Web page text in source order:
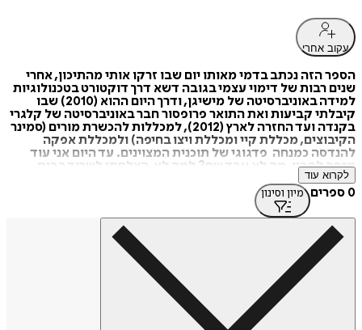
עקוב אחרי
הספר הזה נכתב בדמי מאותו יום שבו זרקו אותי מהתיכון, אחרי
שנים רבות של דימוי עצמי בגובה דשא דרך דוקטורט בטכנולוגיות
למידה באוניברסיטה של מישיגן, ודרך היום ההוא (2010) שבו
קיבלתי קביעות ואת התואר פרופסור חבר באוניברסיטה של קלגרי
בקנדה ועד החזרה לארץ (2012), למכללות להכשרת מורים (סמינר
הקיבוצים, מכללת קיי ומכללת ויצו בחיפה) ולמכללת אפקה
להנדסה כמנחה פדגוגי של תוכנית המצוינים. עד היום אני עוד
מנסה להבין, מה לא עבד שם? למה לא הצלחתי לשרוד בבית
הספר ואחר כך הפכתי תלמיד מצטיין?
וכך, שנים אחרי, עדיין פעיל, עדיין זומם מזימות בתחושה של
שליחות מתוך תקווה להניע שינוי במערכת החינוך, אני גם כותב
בלוג זה עשר שנים ובו למעלה מ–180 מאמרים בשם "חינוך אחר".
לא במקרה נקרא הספר הזה ארגז החול, אני מניח שהמונח הזה
מתאר יותר מכול את אורח חיי. אני משחק, בונה, מחרב, בונה שוב.
אני מזמין חברים לארגז החול, בונים ביחד, גדלים יחד... תמיד
הייתי בארגז החול ומקווה להיות בו עוד שנים רבות – זה סם החיים
לקרוא עוד
0 ספרים מיון וסינון